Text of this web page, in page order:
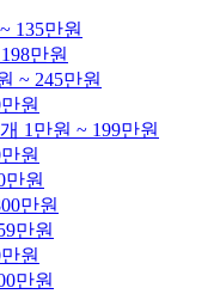
135만원
만원
~ 245만원
원
1만원 ~ 199만원
원
만원
만원
만원
원
만원